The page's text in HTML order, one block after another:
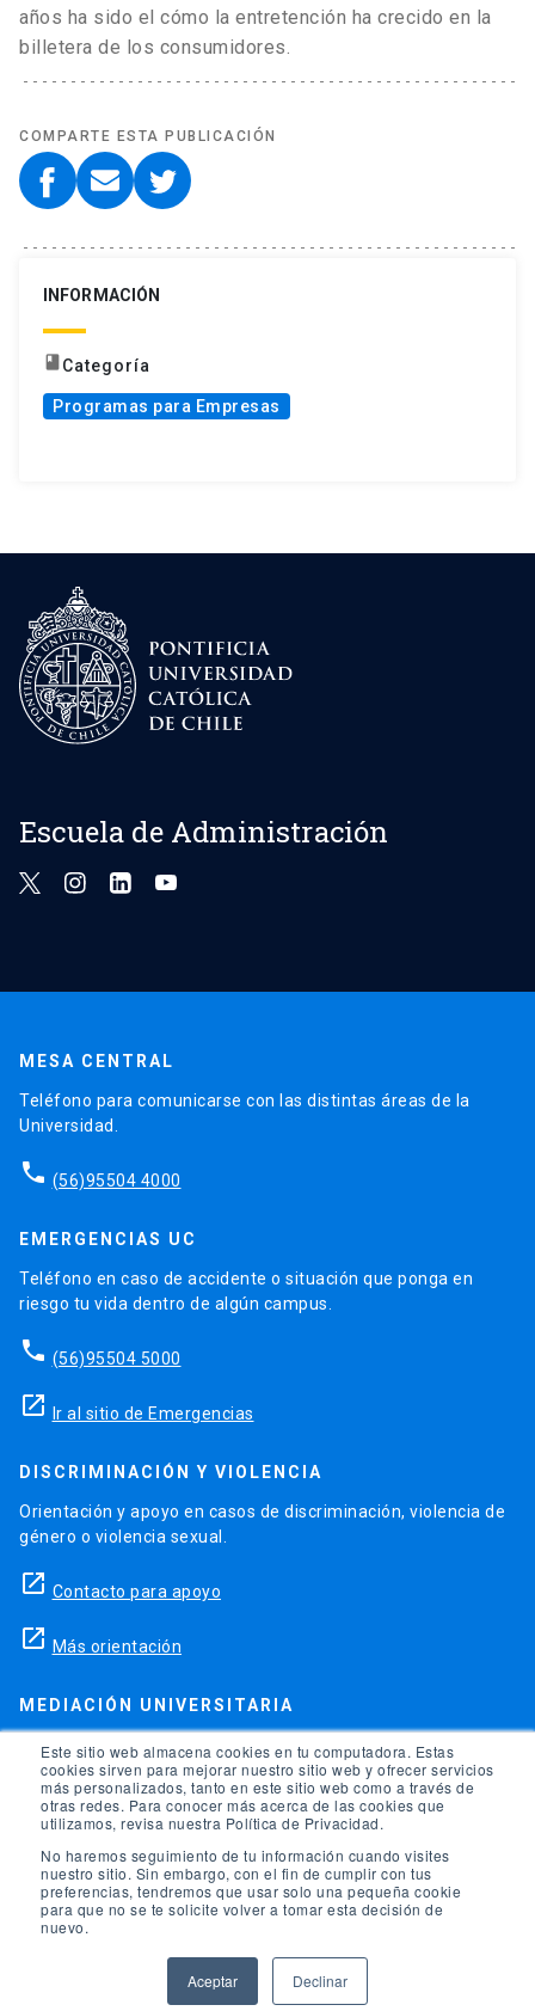
Este sitio web almacena cookies en tu computadora. Estas
cookies sirven para mejorar nuestro sitio web y ofrecer servicios
más personalizados, tanto en este sitio web como a través de
otras redes. Para conocer más acerca de las cookies que
utilizamos, revisa nuestra Política de Privacidad.
No haremos seguimiento de tu información cuando visites
nuestro sitio. Sin embargo, con el fin de cumplir con tus
preferencias, tendremos que usar solo una pequeña cookie
para que no se te solicite volver a tomar esta decisión de
nuevo.
Aceptar Declinar
años ha sido el cómo la entretención ha crecido en la
billetera de los consumidores.
COMPARTE ESTA PUBLICACIÓN
INFORMACIÓN
book Categoría
Programas para Empresas
Escuela de Administración
MESA CENTRAL
Teléfono para comunicarse con las distintas áreas de la
Universidad.
phone (56)95504 4000
EMERGENCIAS UC
Teléfono en caso de accidente o situación que ponga en
riesgo tu vida dentro de algún campus.
phone (56)95504 5000
launch Ir al sitio de Emergencias
DISCRIMINACIÓN Y VIOLENCIA
Orientación y apoyo en casos de discriminación, violencia de
género o violencia sexual.
launch Contacto para apoyo
launch Más orientación
MEDIACIÓN UNIVERSITARIA
Teléfonos para orientación y consejo si se ha vulnerado
alguno de tus derechos en la universidad.
phone (56)95504 1691
phone (56)95504 1247
launch Ir a la Oficina de Ombuds UC